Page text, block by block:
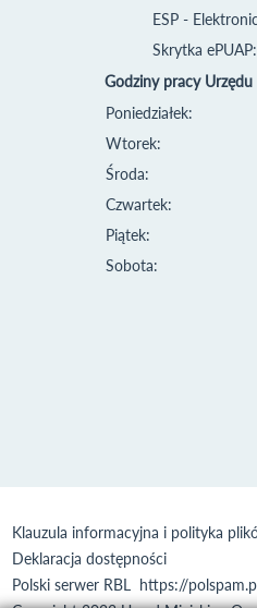
ESP -
Skrytka
Godziny pracy Urzędu
Poniedziałek:
Wtorek:
Środa:
Czwartek:
Piątek:
Sobota:
Klauzula informacyjna i polityka
Deklaracja dostępności
Polski serwer RBL https://